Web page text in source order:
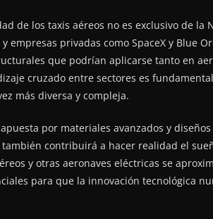
de los taxis aéreos no es exclusivo de la
y empresas privadas como SpaceX y Blue
que podrían aplicarse tanto en
cruzado entre sectores es
más diversa y compleja.
por materiales avanzados y
contribuirá a hacer realidad el
y otras aeronaves eléctricas se
para que la innovación tecnológica